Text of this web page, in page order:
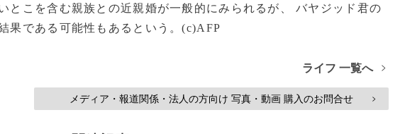
こを含む親族との近親婚が一般的にみられるが、 バヤジッド君の
果である可能性もあるという。(c)AFP
ライフ 一覧へ >
メディア・報道関係・法人の方向け 写真・動画 購入のお問合せ >